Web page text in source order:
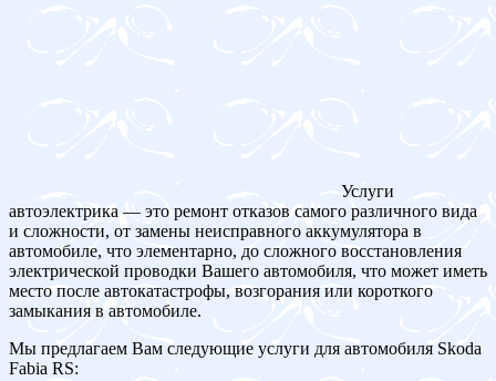
Услуги
автоэлектрика — это ремонт отказов самого различного вида
и сложности, от замены неисправного аккумулятора в
автомобиле, что элементарно, до сложного восстановления
электрической проводки Вашего автомобиля, что может иметь
место после автокатастрофы, возгорания или короткого
замыкания в автомобиле.
Мы предлагаем Вам следующие услуги для автомобиля Skoda
Fabia RS: